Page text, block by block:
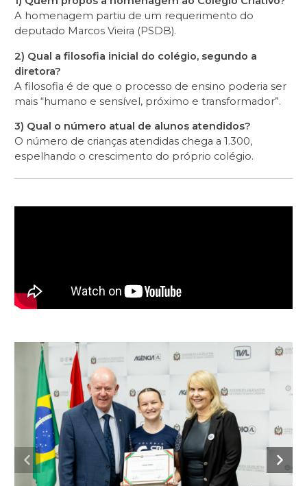
A homenagem partiu de um requerimento do
deputado Marcos Vieira (PSDB).
2) Qual a filosofia inicial do colégio, segundo a
diretora?
A filosofia é de que o processo de ensino poderia ser
mais “humano e sensível, próximo e transformador”.
3) Qual o número atual de alunos atendidos?
O número de crianças atendidas chega a 1.300,
espelhando o crescimento do próprio colégio.